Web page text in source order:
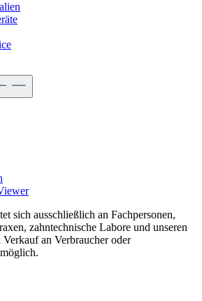
sich ausschließlich an Fachpersonen,
zahntechnische Labore und unseren
an Verbraucher oder